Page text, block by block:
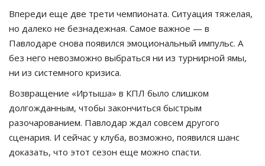
Впереди еще две трети чемпионата. Ситуация тяжелая,
но далеко не безнадежная. Самое важное — в
Павлодаре снова появился эмоциональный импульс. А
без него невозможно выбраться ни из турнирной ямы,
ни из системного кризиса.
Возвращение «Иртыша» в КПЛ было слишком
долгожданным, чтобы закончиться быстрым
разочарованием. Павлодар ждал совсем другого
сценария. И сейчас у клуба, возможно, появился шанс
доказать, что этот сезон еще можно спасти.